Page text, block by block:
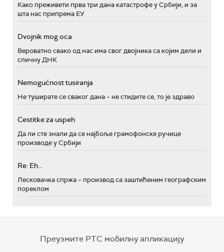
Како преживети прва три дана катастрофе у Србији, и за
шта нас припрема ЕУ
Dvojnik mog oca
Вероватно свако од нас има свог двојника са којим дели и
сличну ДНК
Nemogućnost tusiranja
Не туширате се сваког дана – не стидите се, то је здраво
Cestitke za uspeh
Да ли сте знали да се најбоље грамофонске ручице
производе у Србији
Re: Eh...
Лесковачка спржа – производ са заштићеним географским
пореклом
Преузмите РТС мобилну апликацију